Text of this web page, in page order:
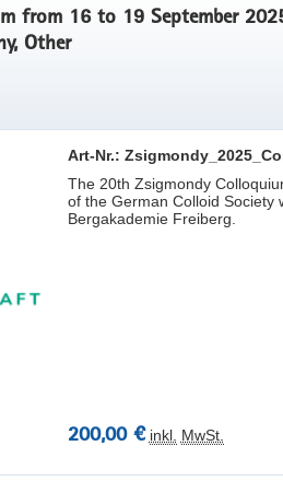
from 16 to 19 September
Other
Art-Nr.:
The 20th Zsigmondy
of the German Colloid Society
Bergakademie Freiberg.
200,00 € inkl. MwSt.